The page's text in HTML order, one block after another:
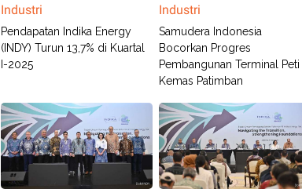
Industri
Pendapatan Indika Energy
(INDY) Turun 13,7% di Kuartal
I-2025
Industri
Samudera Indonesia
Bocorkan Progres
Pembangunan Terminal Peti
Kemas Patimban